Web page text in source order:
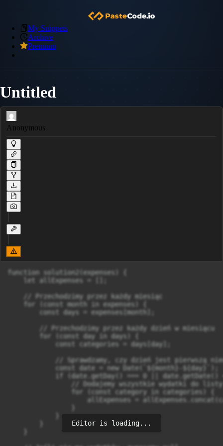
My Snippets
Archive
Premium
Untitled
Anonymous
function solution2(expenses) {
    let allExpenses = [];
    // Przechodzimy przez każdy miesiąc
    for (const month in expenses) {
        const days = expenses[month];
        // Przechodzimy przez każdy dzień w miesiącu
        for (const day in days) {
            const categories = days[day];
// Sprawdzamy, czy dzień jest pierwszą
            const date = new Date(`${month}-${day}`);
if (date.getDay() === 0 || date.getDate()
                // Dodajemy wszystkie wydatki do listy
                for (const category in categories) {
allExpenses =
Editor is loading...